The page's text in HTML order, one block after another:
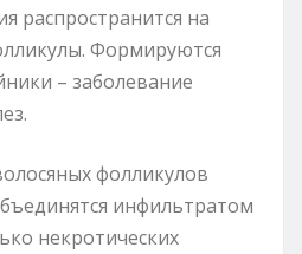
распространится на
Формируются
– заболевание
фолликулов
инфильтратом
некротических